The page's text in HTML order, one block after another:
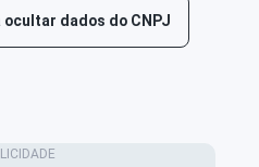
dados do CNPJ